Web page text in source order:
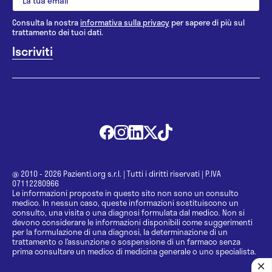
Consulta la nostrainformativa sulla privacy per sapere di più sul
trattamento dei tuoi dati.
@ 2010 - 2026 Pazienti.org s.r.l. | Tutti i diritti riservati | P.IVA
07112280966
Le informazioni proposte in questo sito non sono un consulto
medico. In nessun caso, queste informazioni sostituiscono un
consulto, una visita o una diagnosi formulata dal medico. Non si
devono considerare le informazioni disponibili come suggerimenti
per la formulazione di una diagnosi, la determinazione di un
trattamento o l’assunzione o sospensione di un farmaco senza
prima consultare un medico di medicina generale o uno specialista.